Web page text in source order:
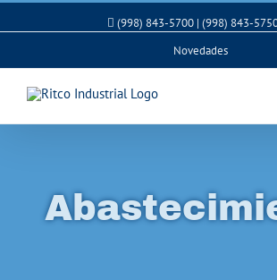
(998) 843-5700 | (998) 843-
Novedades